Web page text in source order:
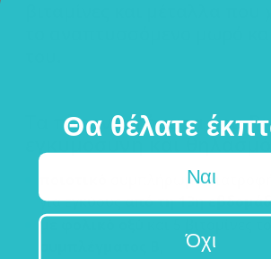
Τα πλεονεκτήματα του
εγκυμοσύνη και
συμπλήρωμα
για εγκύουςαπό τη 13η
με φολικό οξύ
Θα θέλατε
Ναι
Όχι